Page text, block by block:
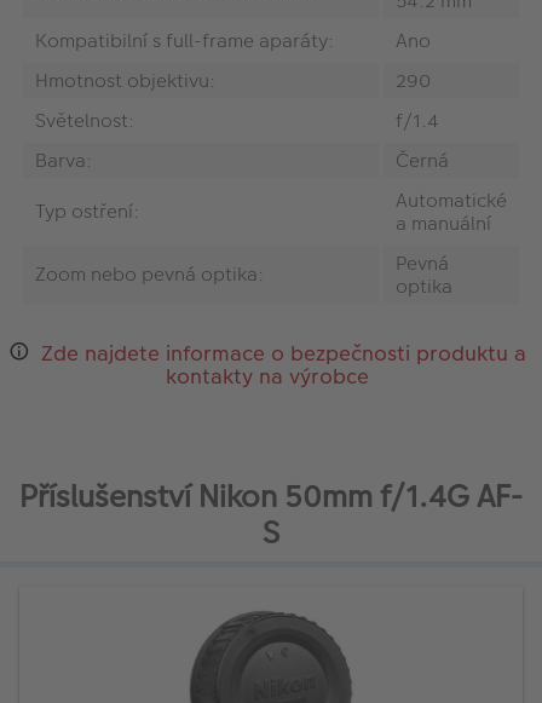
Kompatibilní s full-frame aparáty:
Ano
Hmotnost objektivu:
290
Světelnost:
f/1.4
Barva:
Černá
Typ ostření:
Automatické
a manuální
Zoom nebo pevná optika:
Pevná
optika
Zde najdete informace o bezpečnosti produktu a
kontakty na výrobce
Příslušenství Nikon 50mm f/1.4G AF-
S